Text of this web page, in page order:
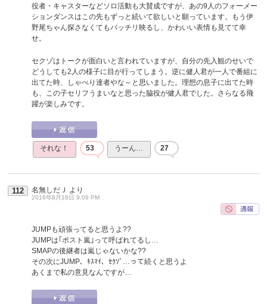
役者・キャスターなどソロ活動も大賛成ですが、あの9人のフォーメー
ションダンスはこの先もずっと続いて欲しいと願っています。もう伊
野尾ちゃん探さなくてもバッチリ映るし、かわいい表情も見てて幸
せ。
セクゾはトークが面白いと言われていますが、自分の先入観のせいで
どうしても2人の様子に目が行ってしまう。逆に健人君が一人で番組に
出てた時、しゃべり達者やな～と思いました。理想の息子に出てた時
も、この子セリフうまいなと思った脇役が健人君でした。さらなる飛
躍が楽しみです。
それな！ 53 うーん… 27
112 名無しだＪ より
2016年8月18日 9:09 PM
JUMPも頑張ってると思うよ??
JUMPは｢ポスト嵐｣って呼ばれてるし…
SMAPの後継者は嵐じゃないかな??
その次にJUMP、ｷｽﾏｲ、ｾｸｿﾞ…って続くと思うよ
あくまで私の意見なんですが…